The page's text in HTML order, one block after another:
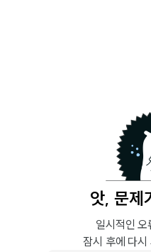
앗, 문제
일시적인 오
잠시 후에 다